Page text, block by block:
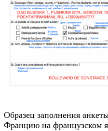
Образец заполнения
Францию на французском